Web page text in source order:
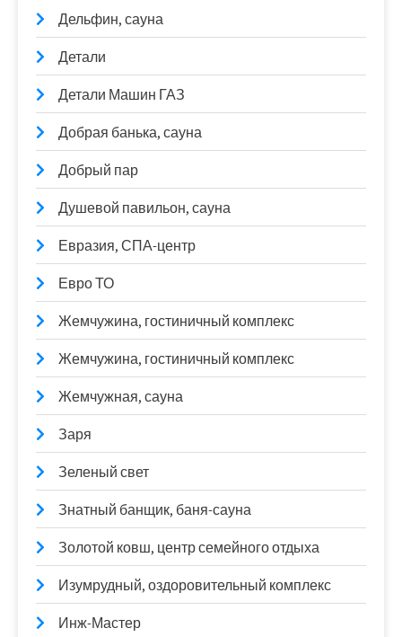
Дельфин, сауна
Детали
Детали Машин ГАЗ
Добрая банька, сауна
Добрый пар
Душевой павильон, сауна
Евразия, СПА-центр
Евро ТО
Жемчужина, гостиничный комплекс
Жемчужина, гостиничный комплекс
Жемчужная, сауна
Заря
Зеленый свет
Знатный банщик, баня-сауна
Золотой ковш, центр семейного отдыха
Изумрудный, оздоровительный комплекс
Инж-Мастер